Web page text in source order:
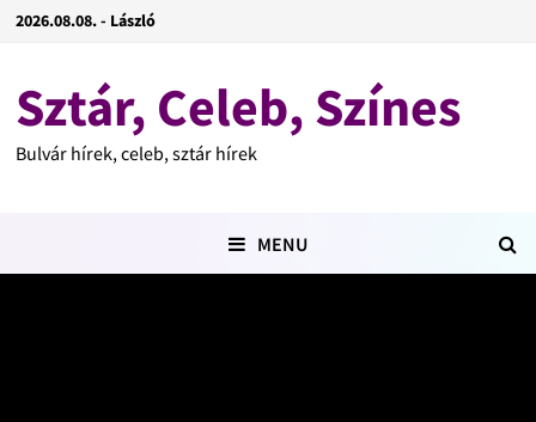
2026.08.08. - László
Sztár, Celeb, Színes
Bulvár hírek, celeb, sztár hírek
MENU